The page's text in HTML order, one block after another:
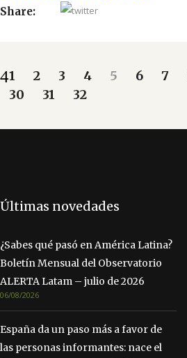
Share:
1 2 3 4 5 6 7
30
31 32
Últimas novedades
¿Sabes qué pasó en América Latina?
Boletín Mensual del Observatorio
ALERTA Latam – julio de 2026
06/08/2026
España da un paso más a favor de
las personas informantes: nace el